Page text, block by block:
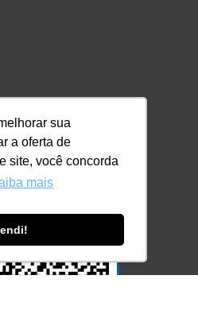
sua
a oferta de
site, você concorda
mais
da Instituição no